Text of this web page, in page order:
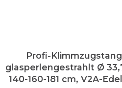
Profi-
glasperlengestrahlt Ø
140-160-181 cm, V2A-